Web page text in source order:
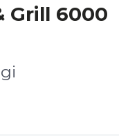
Grill 6000